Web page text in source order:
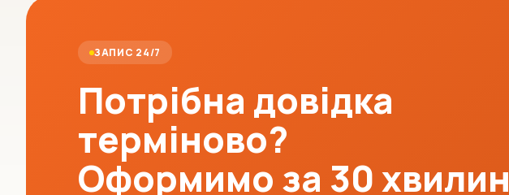
ЗАПИС 24/7
Потрібна довідка
терміново?
Оформимо за 30 хвилин